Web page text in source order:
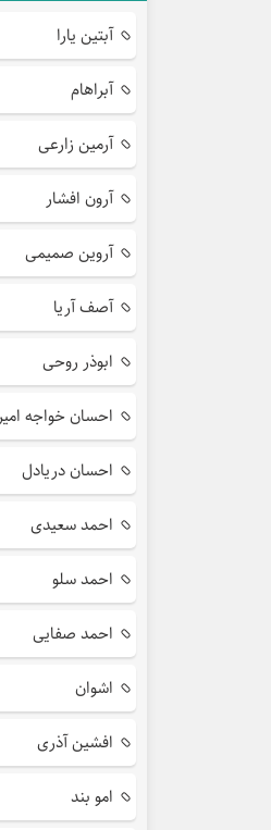
آبتین یارا
آبراهام
آرمین زارعی
آرون افشار
آروین صمیمی
آصف آریا
ابوذر روحی
احسان خواجه
احسان دریادل
احمد سعیدی
احمد سلو
احمد صفایی
اشوان
افشین آذری
امو بند